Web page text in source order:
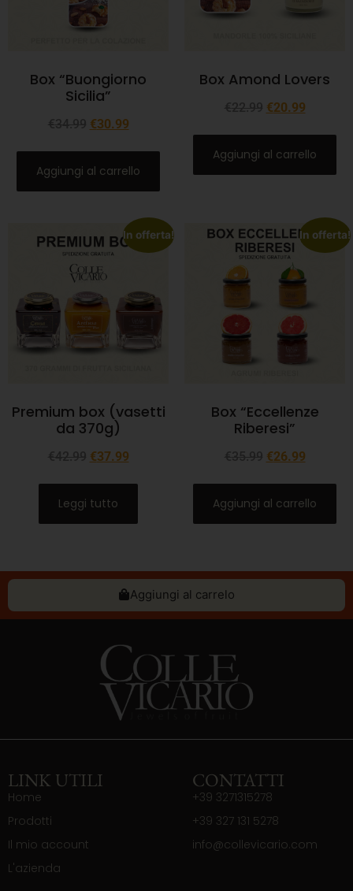
Box “Buongiorno
Sicilia”
€30.99
Aggiungi al carrello
Box Amond Lovers
€20.99
Aggiungi al carrello
In offerta!
Premium box (vasetti
da 370g)
€37.99
Leggi tutto
In offerta!
Box “Eccellenze
Riberesi”
€26.99
Aggiungi al carrello
Aggiungi al carrelo
LINK UTILI
Home
Prodotti
Il mio account
L'azienda
CONTATTI
+39 3271315278
+39 327 131 5278
info@collevicario.com